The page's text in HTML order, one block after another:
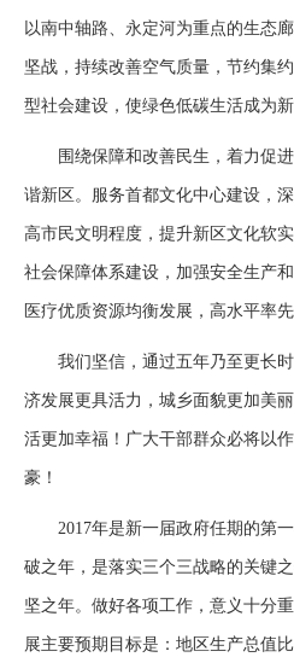
以南中轴路、永定河为重点的生态
坚战，持续改善空气质量，节约集
型社会建设，使绿色低碳生活成为
围绕保障和改善民生，着力促进
谐新区。服务首都文化中心建设，
高市民文明程度，提升新区文化软
社会保障体系建设，加强安全生产
医疗优质资源均衡发展，高水平率
我们坚信，通过五年乃至更长时
济发展更具活力，城乡面貌更加美
活更加幸福！广大干部群众必将以
豪！
2017年是新一届政府任期的第一
破之年，是落实三个三战略的关键
坚之年。做好各项工作，意义十分
展主要预期目标是：地区生产总值